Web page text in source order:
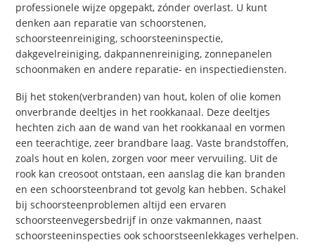
professionele wijze opgepakt, zónder overlast. U kunt
denken aan reparatie van schoorstenen,
schoorsteenreiniging, schoorsteeninspectie,
dakgevelreiniging, dakpannenreiniging, zonnepanelen
schoonmaken en andere reparatie- en inspectiediensten.
Bij het stoken(verbranden) van hout, kolen of olie komen
onverbrande deeltjes in het rookkanaal. Deze deeltjes
hechten zich aan de wand van het rookkanaal en vormen
een teerachtige, zeer brandbare laag. Vaste brandstoffen,
zoals hout en kolen, zorgen voor meer vervuiling. Uit de
rook kan creosoot ontstaan, een aanslag die kan branden
en een schoorsteenbrand tot gevolg kan hebben. Schakel
bij schoorsteenproblemen altijd een ervaren
schoorsteenvegersbedrijf in onze vakmannen, naast
schoorsteeninspecties ook schoorstseenlekkages verhelpen.